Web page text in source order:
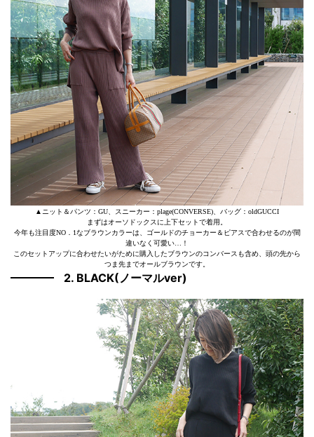
▲ニット＆パンツ：GU、スニーカー：plage(CONVERSE)、バッグ：oldGUCCI
まずはオーソドックスに上下セットで着用。
今年も注目度NO．1なブラウンカラーは、ゴールドのチョーカー＆ピアスで合わせるのが間
違いなく可愛い…！
このセットアップに合わせたいがために購入したブラウンのコンバースも含め、頭の先から
つま先までオールブラウンです。
2. BLACK(ノーマルver)